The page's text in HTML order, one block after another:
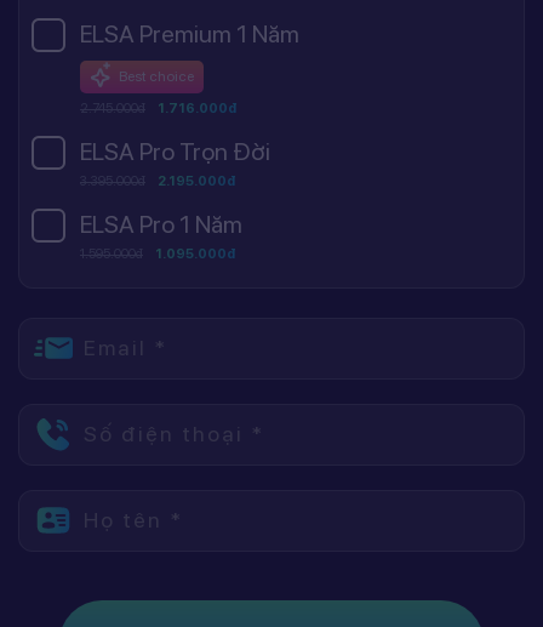
ELSA Premium 1 Năm
Best choice
2.745.000đ 1.716.000đ
ELSA Pro Trọn Đời
3.395.000đ 2.195.000đ
ELSA Pro 1 Năm
1.595.000đ 1.095.000đ
Email *
Số điện thoại *
Họ tên *